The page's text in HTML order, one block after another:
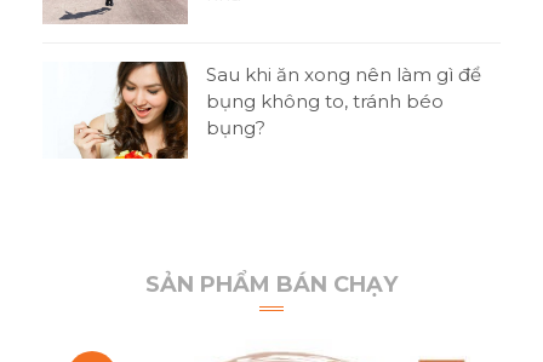
Sau khi ăn xong nên làm gì để
bụng không to, tránh béo
bụng?
SẢN PHẨM BÁN CHẠY